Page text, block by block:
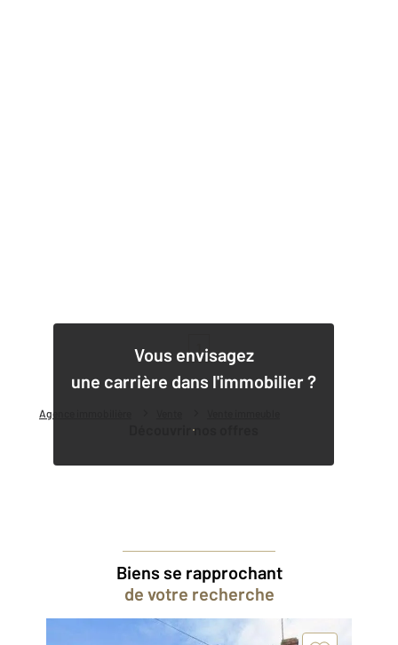
Agence immobilière
Vous envisagez
une carrière dans l'immobilier ?
Découvrir nos offres
Biens se rapprochant
de votre recherche